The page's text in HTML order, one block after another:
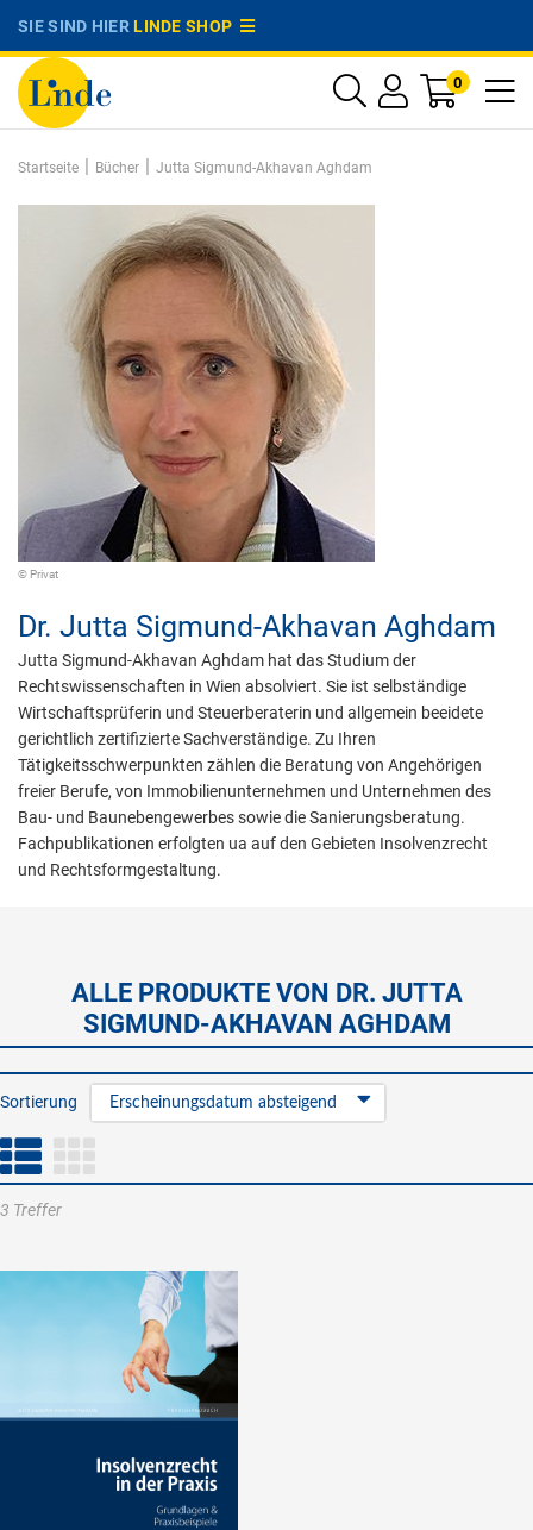
SIE SIND HIERLINDE SHOP
0
Startseite | Bücher | Jutta Sigmund-Akhavan Aghdam
© Privat
Dr. Jutta Sigmund-Akhavan Aghdam
Jutta Sigmund-Akhavan Aghdam hat das Studium der
Rechtswissenschaften in Wien absolviert. Sie ist selbständige
Wirtschaftsprüferin und Steuerberaterin und allgemein beeidete
gerichtlich zertifizierte Sachverständige. Zu Ihren
Tätigkeitsschwerpunkten zählen die Beratung von Angehörigen
freier Berufe, von Immobilienunternehmen und Unternehmen des
Bau- und Baunebengewerbes sowie die Sanierungsberatung.
Fachpublikationen erfolgten ua auf den Gebieten Insolvenzrecht
und Rechtsformgestaltung.
ALLE PRODUKTE VON DR. JUTTA
SIGMUND-AKHAVAN AGHDAM
Sortierung Erscheinungsdatum absteigend
3 Treffer